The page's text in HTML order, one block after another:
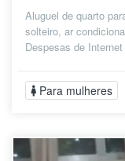
Aluguel de quarto
solteiro, ar
Despesas de Internet
Para mulheres